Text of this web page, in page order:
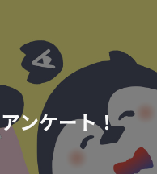
ンケート！